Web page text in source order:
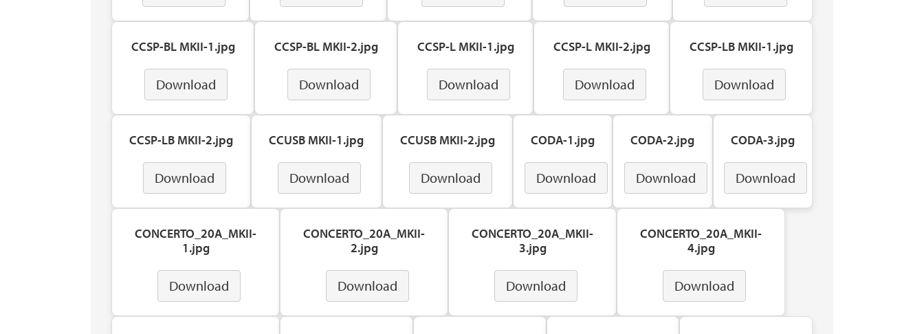
CCSP-BL MKII-1.jpg
Download
CCSP-BL MKII-2.jpg
Download
CCSP-L MKII-1.jpg
Download
CCSP-L MKII-2.jpg
Download
CCSP-LB MKII-1.jpg
Download
CCSP-LB MKII-2.jpg
Download
CCUSB MKII-1.jpg
Download
CCUSB MKII-2.jpg
Download
CODA-1.jpg
Download
CODA-2.jpg
Download
CODA-3.jpg
Download
CONCERTO_20A_MKII-
1.jpg
Download
CONCERTO_20A_MKII-
2.jpg
Download
CONCERTO_20A_MKII-
3.jpg
Download
CONCERTO_20A_MKII-
4.jpg
Download